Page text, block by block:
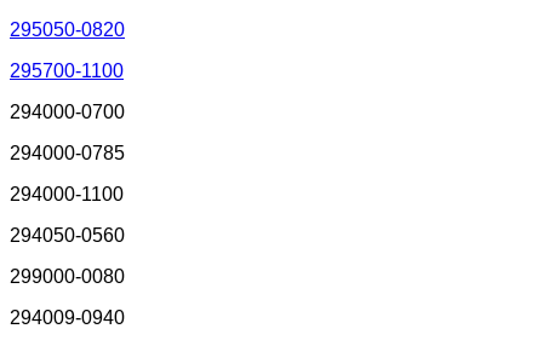
295050-0820
295700-1100
294000-0700
294000-0785
294000-1100
294050-0560
299000-0080
294009-0940